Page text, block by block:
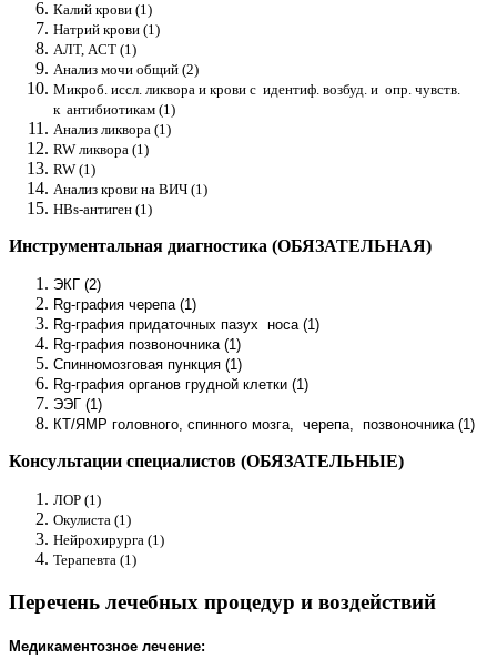
Калий крови (1)
Натрий крови (1)
АЛТ, ACT (1)
Анализ мочи общий (2)
Микроб. иссл. ликвора и крови с идентиф. возбуд. и опр. чувств.
к антибиотикам (1)
Анализ ликвора (1)
RW ликвора (1)
RW (1)
Анализ крови на ВИЧ (1)
HBs-антиген (1)
Инструментальная диагностика (ОБЯЗАТЕЛЬНАЯ)
ЭКГ (2)
Rg-графия черепа (1)
Rg-графия придаточных пазух носа (1)
Rg-графия позвоночника (1)
Спинномозговая пункция (1)
Rg-графия органов грудной клетки (1)
ЭЭГ (1)
КТ/ЯМР головного, спинного мозга, черепа, позвоночника (1)
Консультации специалистов (ОБЯЗАТЕЛЬНЫЕ)
ЛОР (1)
Окулиста (1)
Нейрохирурга (1)
Терапевта (1)
Перечень лечебных процедур и воздействий
Медикаментозное лечение: